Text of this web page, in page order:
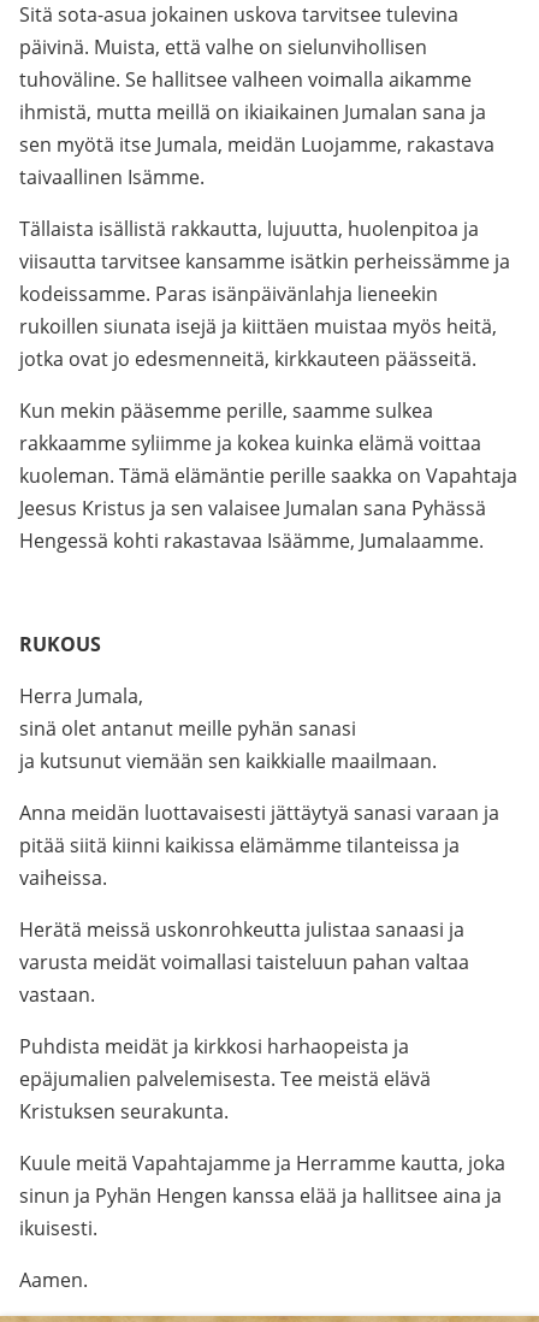
Sitä sota-asua jokainen uskova tarvitsee tulevina
päivinä. Muista, että valhe on sielunvihollisen
tuhoväline. Se hallitsee valheen voimalla aikamme
ihmistä, mutta meillä on ikiaikainen Jumalan sana ja
sen myötä itse Jumala, meidän Luojamme, rakastava
taivaallinen Isämme.
Tällaista isällistä rakkautta, lujuutta, huolenpitoa ja
viisautta tarvitsee kansamme isätkin perheissämme ja
kodeissamme. Paras isänpäivänlahja lieneekin
rukoillen siunata isejä ja kiittäen muistaa myös heitä,
jotka ovat jo edesmenneitä, kirkkauteen päässeitä.
Kun mekin pääsemme perille, saamme sulkea
rakkaamme syliimme ja kokea kuinka elämä voittaa
kuoleman. Tämä elämäntie perille saakka on Vapahtaja
Jeesus Kristus ja sen valaisee Jumalan sana Pyhässä
Hengessä kohti rakastavaa Isäämme, Jumalaamme.
RUKOUS
Herra Jumala,
sinä olet antanut meille pyhän sanasi
ja kutsunut viemään sen kaikkialle maailmaan.
Anna meidän luottavaisesti jättäytyä sanasi varaan ja
pitää siitä kiinni kaikissa elämämme tilanteissa ja
vaiheissa.
Herätä meissä uskonrohkeutta julistaa sanaasi ja
varusta meidät voimallasi taisteluun pahan valtaa
vastaan.
Puhdista meidät ja kirkkosi harhaopeista ja
epäjumalien palvelemisesta. Tee meistä elävä
Kristuksen seurakunta.
Kuule meitä Vapahtajamme ja Herramme kautta, joka
sinun ja Pyhän Hengen kanssa elää ja hallitsee aina ja
ikuisesti.
Aamen.